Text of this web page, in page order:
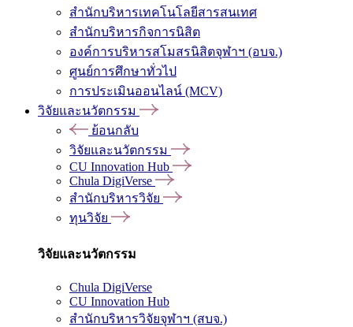
สำนักบริหารเทคโนโลยีสารสนเทศ
สำนักบริหารกิจการนิสิต
องค์การบริหารสโมสรนิสิตจุฬาฯ (อบจ.)
ศูนย์การศึกษาทั่วไป
การประเมินออนไลน์ (MCV)
วิจัยและนวัตกรรม
ย้อนกลับ
วิจัยและนวัตกรรม
CU Innovation Hub
Chula DigiVerse
สำนักบริหารวิจัย
ทุนวิจัย
วิจัยและนวัตกรรม
Chula DigiVerse
CU Innovation Hub
สำนักบริหารวิจัยจุฬาฯ (สบจ.)